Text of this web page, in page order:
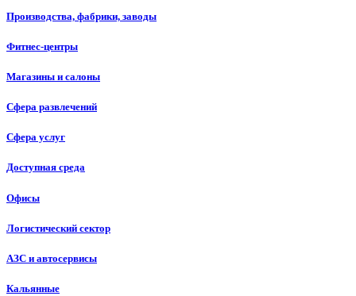
Производства, фабрики, заводы
Фитнес-центры
Магазины и салоны
Сфера развлечений
Сфера услуг
Доступная среда
Офисы
Логистический сектор
АЗС и автосервисы
Кальянные